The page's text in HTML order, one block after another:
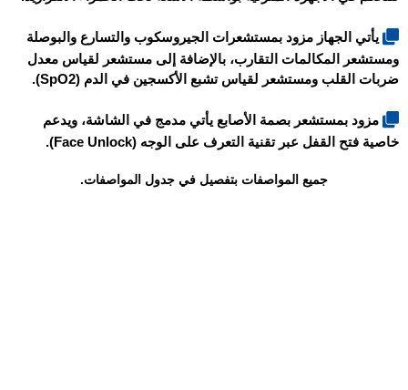
يأتي الجهاز مزود بمستشعرات الجيروسكوب والتسارع والبوصلة
ومستشعر المكالمات التقارب، بالإضافة إلى مستشعر لقياس معدل
ضربات القلب ومستشعر لقياس تشبع الأكسجين في الدم (SpO2).
مزود بمستشعر بصمة الأصابع يأتي مدمج في الشاشة، ويدعم
خاصية فتح القفل عبر تقنية التعرف على الوجه (Face Unlock).
جميع المواصفات بتفصيل في جدول المواصفات.